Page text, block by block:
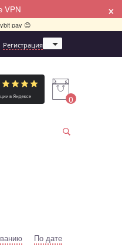
VPN ×
pay 😊
Регистрация
0
По дате